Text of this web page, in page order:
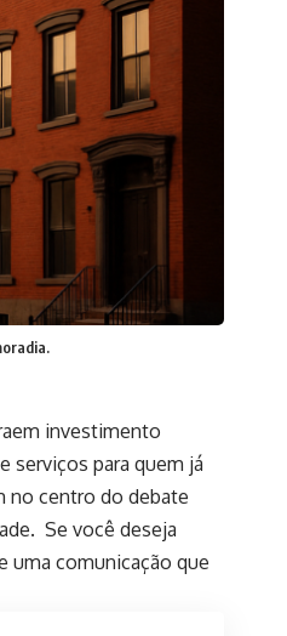
investimento
serviços para quem já
no centro do debate
Se você deseja
uma comunicação que